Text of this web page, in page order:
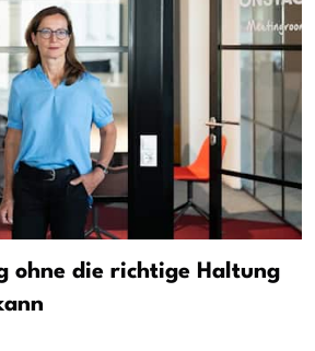
ohne die richtige Haltung